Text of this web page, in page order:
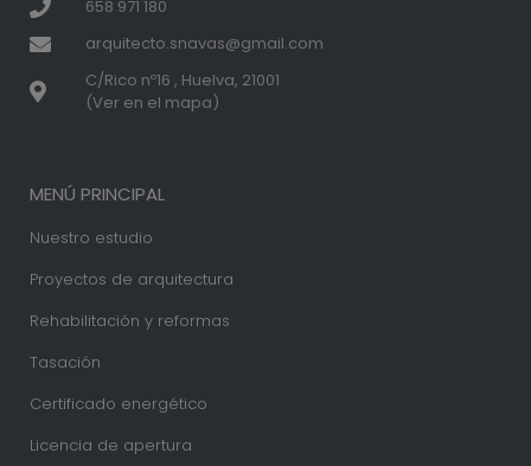
658 971 180
arquitecto.snavas@gmail.com
C/Rico nº16 , Huelva, 21001
(Ver en el mapa)
MENÚ PRINCIPAL
Nuestro estudio
Proyectos de arquitectura
Rehabilitación y reformas
Tasación
Certificado energético
Licencia de apertura